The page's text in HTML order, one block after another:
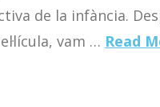
de la infància.
vam … Read